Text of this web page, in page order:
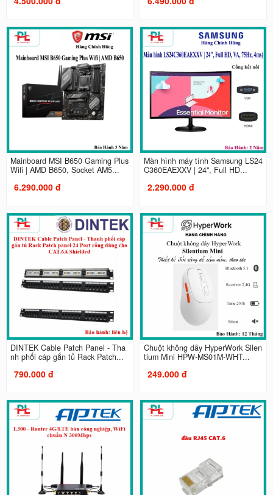
Mainboard MSI B650 Gaming Plus
Wifi | AMD B650, Socket AM5...
6.290.000 đ
Màn hình máy tính Samsung LS24
C360EAEXXV | 24", Full HD...
2.290.000 đ
DINTEK Cable Patch Panel - Tha
nh phối cáp gắn tủ Rack Patch...
790.000 đ
Chuột không dây HyperWork Silen
tium Mini HPW-MS01M-WHT...
249.000 đ